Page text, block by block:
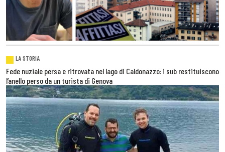
LA STORIA
Fede nuziale persa e ritrovata nel lago di Caldonazzo: i sub restituiscono
l’anello perso da un turista di Genova